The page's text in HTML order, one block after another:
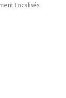
Localisés